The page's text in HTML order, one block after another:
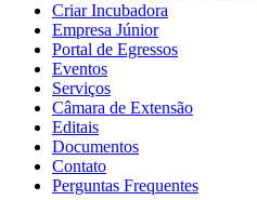
Criar Incubadora
Empresa Júnior
Portal de Egressos
Eventos
Serviços
Câmara de Extensão
Editais
Documentos
Contato
Perguntas Frequentes